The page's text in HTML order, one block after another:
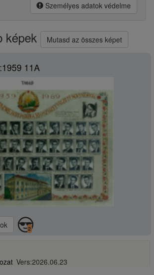
Személyes adatok védelme
képek Mutasd az összes képet
11A
2
Vers:2026.06.23